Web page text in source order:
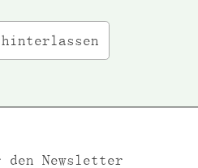
hinterlassen
Newsletter